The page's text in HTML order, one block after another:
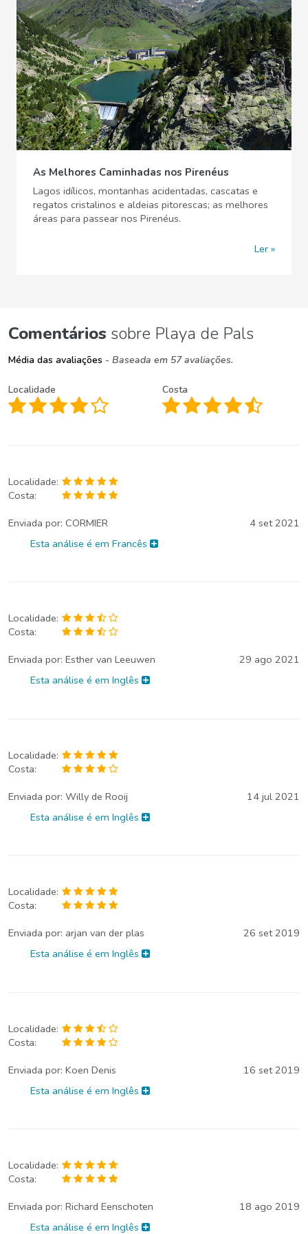
As Melhores Caminhadas nos Pirenéus
Lagos idílicos, montanhas acidentadas, cascatas e
regatos cristalinos e aldeias pitorescas; as melhores
áreas para passear nos Pirenéus.
Ler
Comentários sobre Playa de Pals
Média das avaliações - Baseada em 57 avaliações.
Localidade Costa
Localidade:
Costa:
Enviada por: CORMIER
4 set 2021
Esta análise é em Francês
Localidade:
Costa:
Enviada por: Esther van Leeuwen
29 ago 2021
Esta análise é em Inglês
Localidade:
Costa:
Enviada por: Willy de Rooij
14 jul 2021
Esta análise é em Inglês
Localidade:
Costa:
Enviada por: arjan van der plas
26 set 2019
Esta análise é em Inglês
Localidade:
Costa:
Enviada por: Koen Denis
16 set 2019
Esta análise é em Inglês
Localidade:
Costa:
Enviada por: Richard Eenschoten
18 ago 2019
Esta análise é em Inglês